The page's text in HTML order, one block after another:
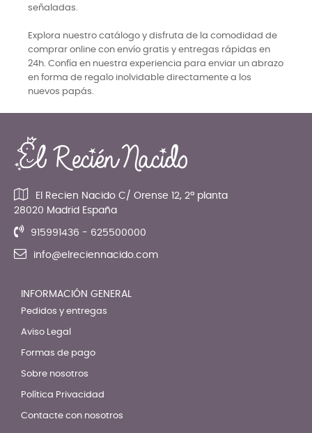
señaladas.
Explora nuestro catálogo y disfruta de la comodidad de
comprar online con envío gratis y entregas rápidas en
24h. Confía en nuestra experiencia para enviar un abrazo
en forma de regalo inolvidable directamente a los
nuevos papás.
El Recien Nacido C/ Orense 12, 2ª planta
28020 Madrid España
915991436 - 625500000
info@elreciennacido.com
INFORMACIÓN GENERAL
Pedidos y entregas
Aviso Legal
Formas de pago
Sobre nosotros
Política Privacidad
Contacte con nosotros